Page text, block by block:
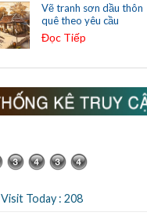
Vẽ tranh sơn dầu thôn
quê theo yêu cầu
Đọc Tiếp
Visit Today : 208